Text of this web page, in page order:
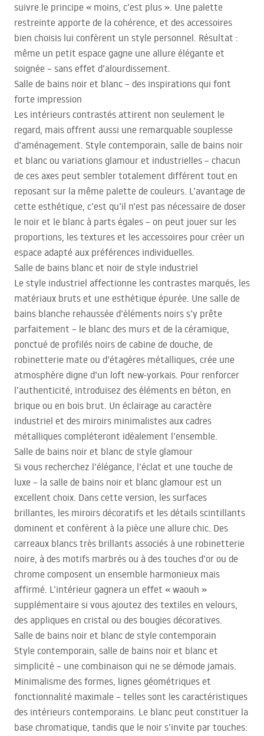
suivre le principe « moins, c’est plus ». Une palette
restreinte apporte de la cohérence, et des accessoires
bien choisis lui confèrent un style personnel. Résultat :
même un petit espace gagne une allure élégante et
soignée – sans effet d’alourdissement.
Salle de bains noir et blanc – des inspirations qui font
forte impression
Les intérieurs contrastés attirent non seulement le
regard, mais offrent aussi une remarquable souplesse
d’aménagement. Style contemporain, salle de bains noir
et blanc ou variations glamour et industrielles – chacun
de ces axes peut sembler totalement différent tout en
reposant sur la même palette de couleurs. L’avantage de
cette esthétique, c’est qu’il n’est pas nécessaire de doser
le noir et le blanc à parts égales – on peut jouer sur les
proportions, les textures et les accessoires pour créer un
espace adapté aux préférences individuelles.
Salle de bains blanc et noir de style industriel
Le style industriel affectionne les contrastes marqués, les
matériaux bruts et une esthétique épurée. Une salle de
bains blanche rehaussée d’éléments noirs s’y prête
parfaitement – le blanc des murs et de la céramique,
ponctué de profilés noirs de cabine de douche, de
robinetterie mate ou d’étagères métalliques, crée une
atmosphère digne d’un loft new-yorkais. Pour renforcer
l’authenticité, introduisez des éléments en béton, en
brique ou en bois brut. Un éclairage au caractère
industriel et des miroirs minimalistes aux cadres
métalliques compléteront idéalement l’ensemble.
Salle de bains noir et blanc de style glamour
Si vous recherchez l’élégance, l’éclat et une touche de
luxe – la salle de bains noir et blanc glamour est un
excellent choix. Dans cette version, les surfaces
brillantes, les miroirs décoratifs et les détails scintillants
dominent et confèrent à la pièce une allure chic. Des
carreaux blancs très brillants associés à une robinetterie
noire, à des motifs marbrés ou à des touches d’or ou de
chrome composent un ensemble harmonieux mais
affirmé. L’intérieur gagnera un effet « waouh »
supplémentaire si vous ajoutez des textiles en velours,
des appliques en cristal ou des bougies décoratives.
Salle de bains noir et blanc de style contemporain
Style contemporain, salle de bains noir et blanc et
simplicité – une combinaison qui ne se démode jamais.
Minimalisme des formes, lignes géométriques et
fonctionnalité maximale – telles sont les caractéristiques
des intérieurs contemporains. Le blanc peut constituer la
base chromatique, tandis que le noir s’invite par touches: